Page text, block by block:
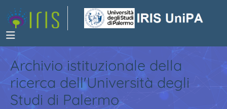
Archivio istituzionale della
ricerca dell'Università degli
Studi di Palermo